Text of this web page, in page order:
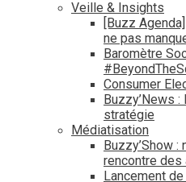
Veille & Insights
[Buzz
ne pas
Baromètre
Consumer
Buzzy’News
stratégie
Médiatisation
Buzzy’Show
rencontre des
Lancement